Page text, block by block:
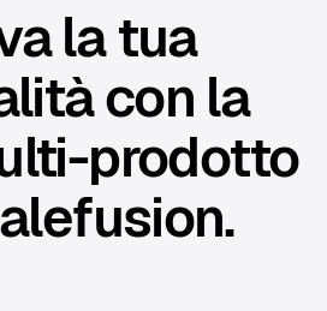
la tua
con la
prodotto